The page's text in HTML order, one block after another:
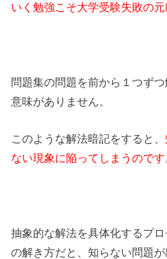
いく勉強こそ大学受験失敗の
問題集の問題を前から１つず
意味がありません。
このような解法暗記をすると、
ない現象に陥ってしまうのです
抽象的な解法を具体化するプ
の解き方だと、知らない問題